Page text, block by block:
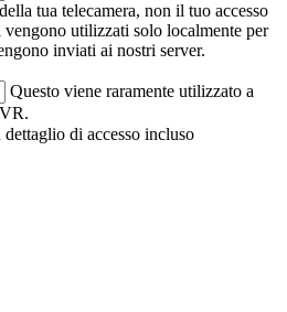
tua telecamera, non il tuo accesso
utilizzati solo localmente per
inviati ai nostri server.
Questo viene raramente utilizzato a
dettaglio di accesso incluso